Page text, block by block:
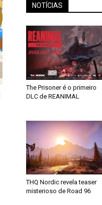
NOTÍCIAS
The Prisoner é o primeiro
DLC de REANIMAL
THQ Nordic revela teaser
misterioso de Road 96